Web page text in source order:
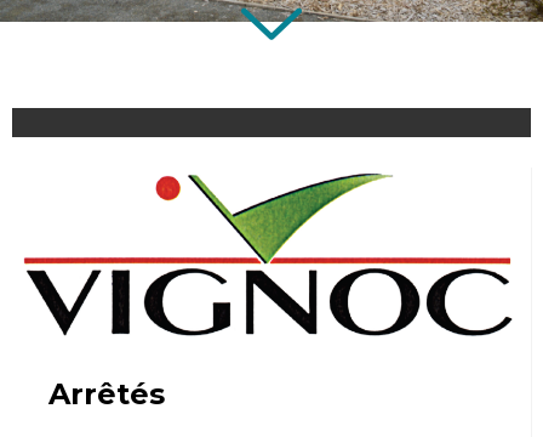
Arrêtés